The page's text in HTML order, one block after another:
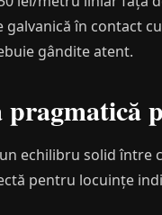
în contact
gândite atent.
echilibru solid
pentru locuințe